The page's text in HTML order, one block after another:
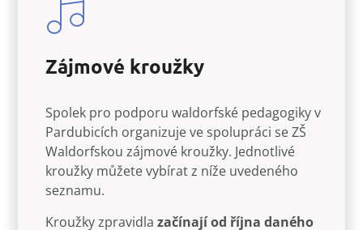
Zájmové kroužky
Spolek pro podporu waldorfské pedagogiky v
Pardubicích organizuje ve spolupráci se ZŠ
Waldorfskou zájmové kroužky. Jednotlivé
kroužky můžete vybírat z níže uvedeného
seznamu.
Kroužky zpravidla začínají od října daného